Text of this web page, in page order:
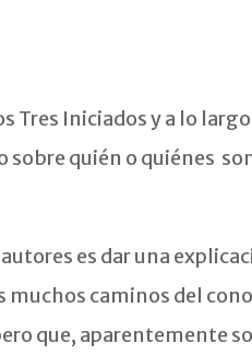
Tres Iniciados y a lo
sobre quién o quiénes
es dar una
muchos caminos del
que, aparentemente